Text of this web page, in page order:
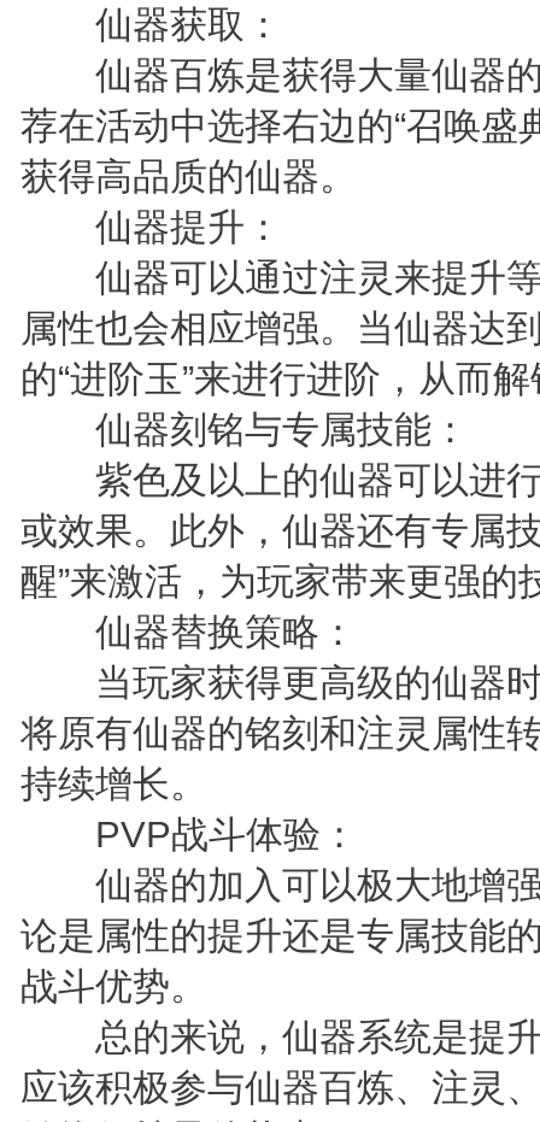
仙器获取：
仙器百炼是获得大量仙器的
荐在活动中选择右边的“召唤盛
获得高品质的仙器。
仙器提升：
仙器可以通过注灵来提升等
属性也会相应增强。当仙器达
的“进阶玉”来进行进阶，从而
仙器刻铭与专属技能：
紫色及以上的仙器可以进行
或效果。此外，仙器还有专属
醒”来激活，为玩家带来更强
仙器替换策略：
当玩家获得更高级的仙器时
将原有仙器的铭刻和注灵属性
持续增长。
PVP战斗体验：
仙器的加入可以极大地增强
论是属性的提升还是专属技能
战斗优势。
总的来说，仙器系统是提升
应该积极参与仙器百炼、注灵